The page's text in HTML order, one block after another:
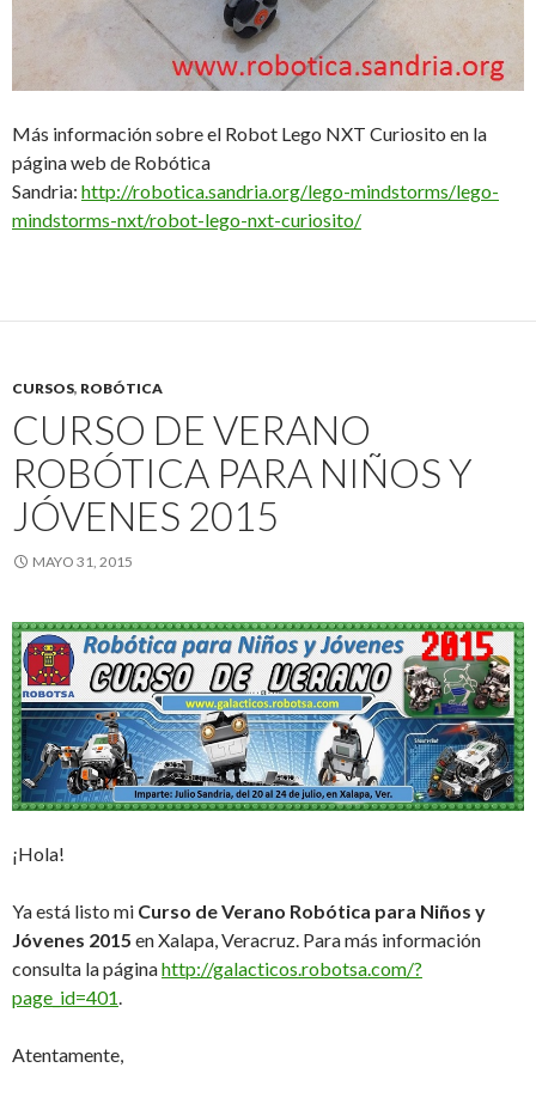
Más información sobre el Robot Lego NXT Curiosito en la
página web de Robótica
Sandria: http://robotica.sandria.org/lego-mindstorms/lego-
mindstorms-nxt/robot-lego-nxt-curiosito/
CURSOS, ROBÓTICA
CURSO DE VERANO
ROBÓTICA PARA NIÑOS Y
JÓVENES 2015
MAYO 31, 2015
¡Hola!
Ya está listo mi Curso de Verano Robótica para Niños y
Jóvenes 2015 en Xalapa, Veracruz. Para más información
consulta la páginahttp://galacticos.robotsa.com/?
page_id=401.
Atentamente,